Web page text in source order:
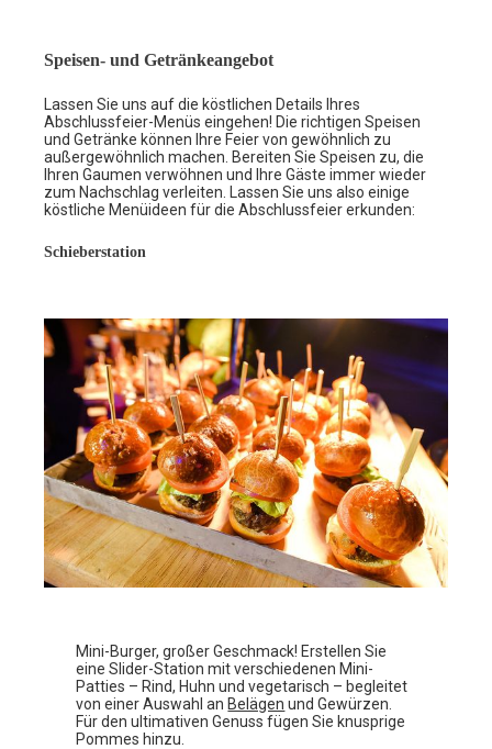
Speisen- und Getränkeangebot
Lassen Sie uns auf die köstlichen Details Ihres
Abschlussfeier-Menüs eingehen! Die richtigen Speisen
und Getränke können Ihre Feier von gewöhnlich zu
außergewöhnlich machen. Bereiten Sie Speisen zu, die
Ihren Gaumen verwöhnen und Ihre Gäste immer wieder
zum Nachschlag verleiten. Lassen Sie uns also einige
köstliche Menüideen für die Abschlussfeier erkunden:
Schieberstation
Mini-Burger, großer Geschmack! Erstellen Sie
eine Slider-Station mit verschiedenen Mini-
Patties – Rind, Huhn und vegetarisch – begleitet
von einer Auswahl an Belägen und Gewürzen.
Für den ultimativen Genuss fügen Sie knusprige
Pommes hinzu.